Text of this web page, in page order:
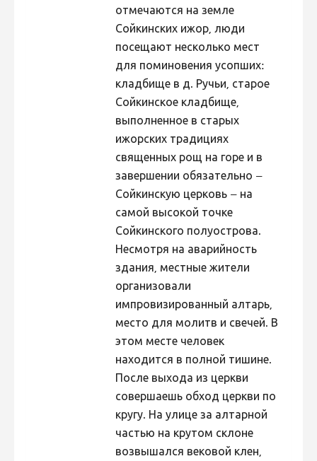
отмечаются на земле
Сойкинских ижор, люди
посещают несколько мест
для поминовения усопших:
кладбище в д. Ручьи, старое
Сойкинское кладбище,
выполненное в старых
ижорских традициях
священных рощ на горе и в
завершении обязательно –
Сойкинскую церковь – на
самой высокой точке
Сойкинского полуострова.
Несмотря на аварийность
здания, местные жители
организовали
импровизированный алтарь,
место для молитв и свечей. В
этом месте человек
находится в полной тишине.
После выхода из церкви
совершаешь обход церкви по
кругу. На улице за алтарной
частью на крутом склоне
возвышался вековой клен,